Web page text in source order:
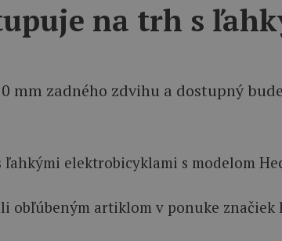
na trh s
mm zadného zdvihu a dostupný
obľúbeným artiklom v ponuke